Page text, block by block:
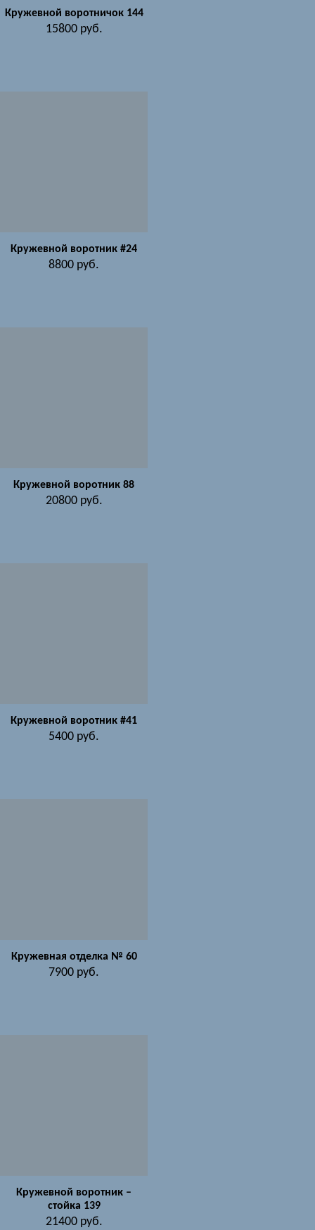
Кружевной воротничок 144
15800руб.
Кружевной воротник #24
8800 руб.
Кружевной воротник 88
20800руб.
Кружевной воротник #41
5400 руб.
Кружевная отделка № 60
7900 руб.
Кружевной воротник –
стойка 139
21400руб.